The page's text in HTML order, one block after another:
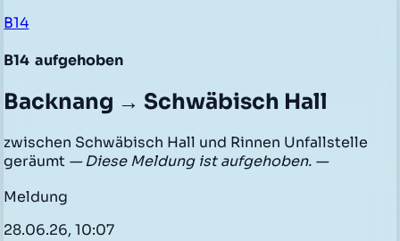
B14
B14 aufgehoben
Backnang → Schwäbisch Hall
zwischen Schwäbisch Hall und Rinnen Unfallstelle
geräumt — Diese Meldung ist aufgehoben. —
Meldung
28.06.26, 10:07